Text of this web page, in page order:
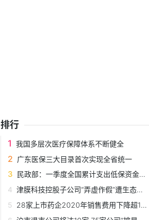
排行
我国多层次医疗保障体系不断健全
广东医保三大目录首次实现全省统一
民政部：一季度全国累计支出低保资金约461.9亿元
津膜科技控股子公司“弄虚作假”遭生态环境部点名
28家上市药企2020年销售费用下降超10%